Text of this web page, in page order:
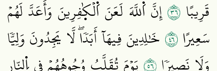
قَرِيبًا ٦٣إِنَّ اَ۬للَّهَ لَعَنَ اَ۬لۡكٰ۪فِرِينَ وَأَعَدَّ لَهُمۡ
سَعِيرًا٦٤ خَٰلِدِينَ فِيهَآ أَبَدٗاۖ لَّا يَجِدُونَ وَلِيّٗا
وَلَا نَصِيرٗا
يَوۡمَ تُقَلَّبُ وُجُوهُهُمۡ فِي اِ۬لنّ۪ارِ